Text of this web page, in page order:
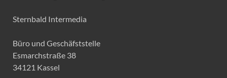
Sternbald Intermedia
Büro und Geschäfststelle
Esmarchstraße 38
34121 Kassel